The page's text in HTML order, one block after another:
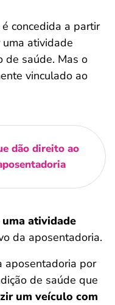
concedida a partir
atividade
de saúde. Mas o
vinculado ao
dão direito ao
atividade
da aposentadoria.
aposentadoria por
de saúde que
um veículo com